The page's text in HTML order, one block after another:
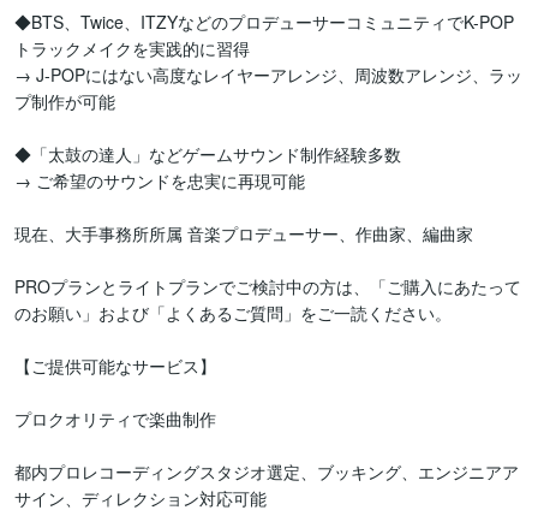
◆BTS、Twice、ITZYなどのプロデューサーコミュニティでK-POP
トラックメイクを実践的に習得
→ J-POPにはない高度なレイヤーアレンジ、周波数アレンジ、ラッ
プ制作が可能
◆「太鼓の達人」などゲームサウンド制作経験多数
→ ご希望のサウンドを忠実に再現可能
現在、大手事務所所属 音楽プロデューサー、作曲家、編曲家
PROプランとライトプランでご検討中の方は、「ご購入にあたって
のお願い」および「よくあるご質問」をご一読ください。
【ご提供可能なサービス】
プロクオリティで楽曲制作
都内プロレコーディングスタジオ選定、ブッキング、エンジニアア
サイン、ディレクション対応可能